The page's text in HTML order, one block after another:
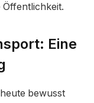
Eine
bewusst